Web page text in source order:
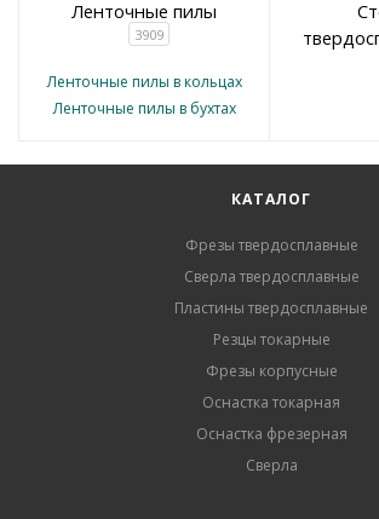
Ленточные пилы
3909
Ленточные пилы в кольцах
Ленточные пилы в бухтах
КАТАЛОГ
Фрезы твердосплавные
Сверла твердосплавные
Пластины твердосплавные
Резцы токарные
Фрезы корпусные
Оснастка токарная
Оснастка фрезерная
Сверла